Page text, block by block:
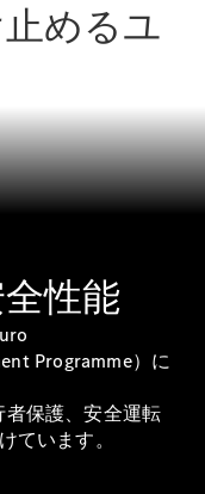
めるユ
性能
Programme）に
保護、安全運転
ています。